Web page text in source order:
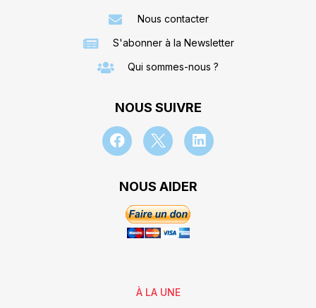
Nous contacter
S'abonner à la Newsletter
Qui sommes-nous ?
NOUS SUIVRE
NOUS AIDER
À LA UNE